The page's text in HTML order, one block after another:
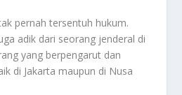
pernah tersentuh hukum.
adik dari seorang jenderal di
yang berpengarut dan
di Jakarta maupun di Nusa